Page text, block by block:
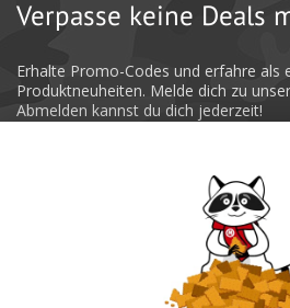
Verpasse keine Deals
Erhalte Promo-Codes und erfahre als
Produktneuheiten. Melde dich zu
Abmelden kannst du dich jederzeit!
Absenden